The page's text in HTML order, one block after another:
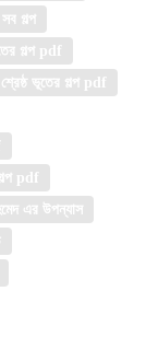
গল্প
গল্প pdf
ভূতের গল্প pdf
pdf
এর উপন্যাস